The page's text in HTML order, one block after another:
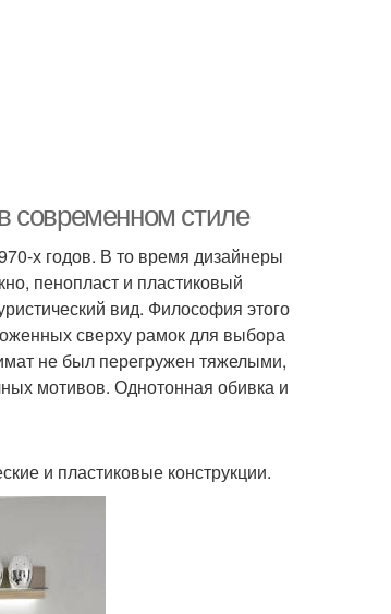
современном стиле
х годов. В то время дизайнеры
пенопласт и пластиковый
вид. Философия этого
сверху рамок для выбора
не был перегружен тяжелыми,
мотивов. Однотонная обивка и
и пластиковые конструкции.